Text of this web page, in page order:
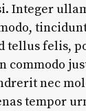
Integer
tellus felis,
commodo
nec
tempor